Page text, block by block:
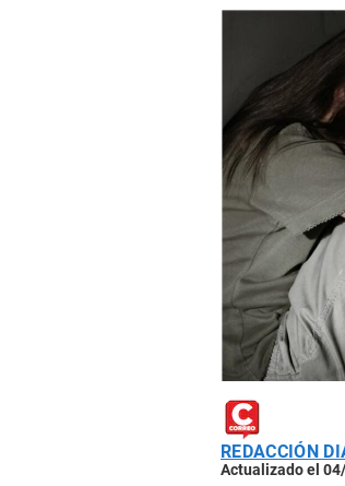
REDACCIÓN
Actualizado el